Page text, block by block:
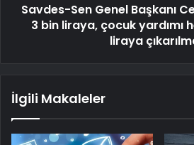
Savdes-Sen Genel Başkanı
3 bin liraya, çocuk yardımı
liraya
İlgili Makaleler